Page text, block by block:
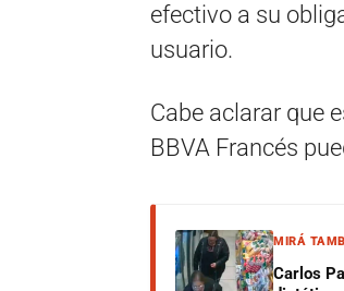
efectivo a su
usuario.
Cabe aclarar que
BBVA Francés
MIRÁ
Carlos